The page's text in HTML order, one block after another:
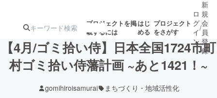
プロジェクトを掲
載するには
はじ
める
プロジェクト
をさがす
ターン
ジェクト
募集終了が近いプ
ロジェクト
されます
ロ
グ
イ
ン
/
新
規
会
員
登
録
【4月/ゴミ拾い侍】日本全国1724市町
村ゴミ拾い侍藩計画 ~あと1421！~
gomihiroisamurai まちづくり・地域活性化